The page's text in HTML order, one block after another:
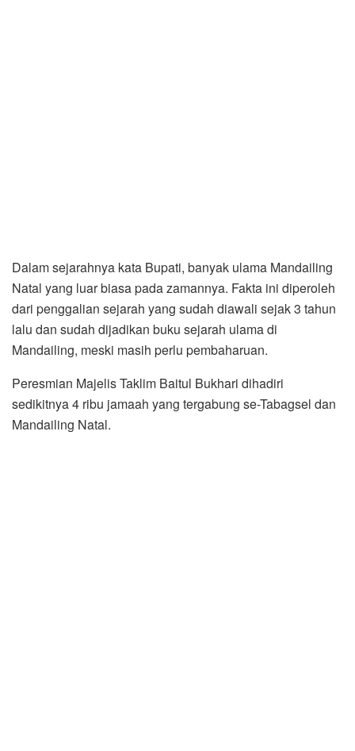
Dalam sejarahnya kata Bupati, banyak ulama Mandailing
Natal yang luar biasa pada zamannya. Fakta ini diperoleh
dari penggalian sejarah yang sudah diawali sejak 3 tahun
lalu dan sudah dijadikan buku sejarah ulama di
Mandailing, meski masih perlu pembaharuan.
Peresmian Majelis Taklim Baitul Bukhari dihadiri
sedikitnya 4 ribu jamaah yang tergabung se-Tabagsel dan
Mandailing Natal.